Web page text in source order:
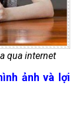
qua internet
ảnh và lợi